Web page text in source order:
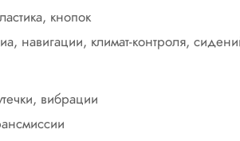
кнопок
навигации, климат-контроля,
вибрации